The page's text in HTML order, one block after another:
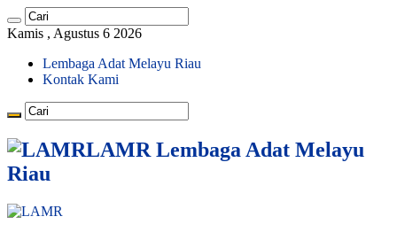
Kamis , Agustus 6 2026
Lembaga Adat Melayu Riau
Kontak Kami
LAMR Lembaga Adat Melayu
Riau